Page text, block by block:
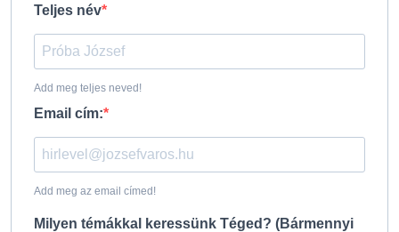
Teljes név
Add meg teljes neved!
Email cím:
Add meg az email címed!
Milyen témákkal keressünk Téged? (Bármennyi